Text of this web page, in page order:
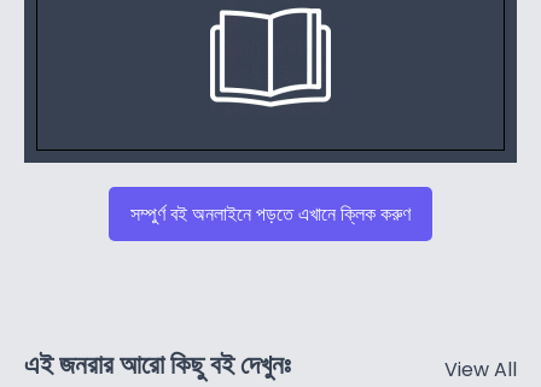
সম্পুর্ণ বই অনলাইনে পড়তে এখানে ক্লিক করুণ
এই জনরার আরো কিছু বই দেখুনঃ View All